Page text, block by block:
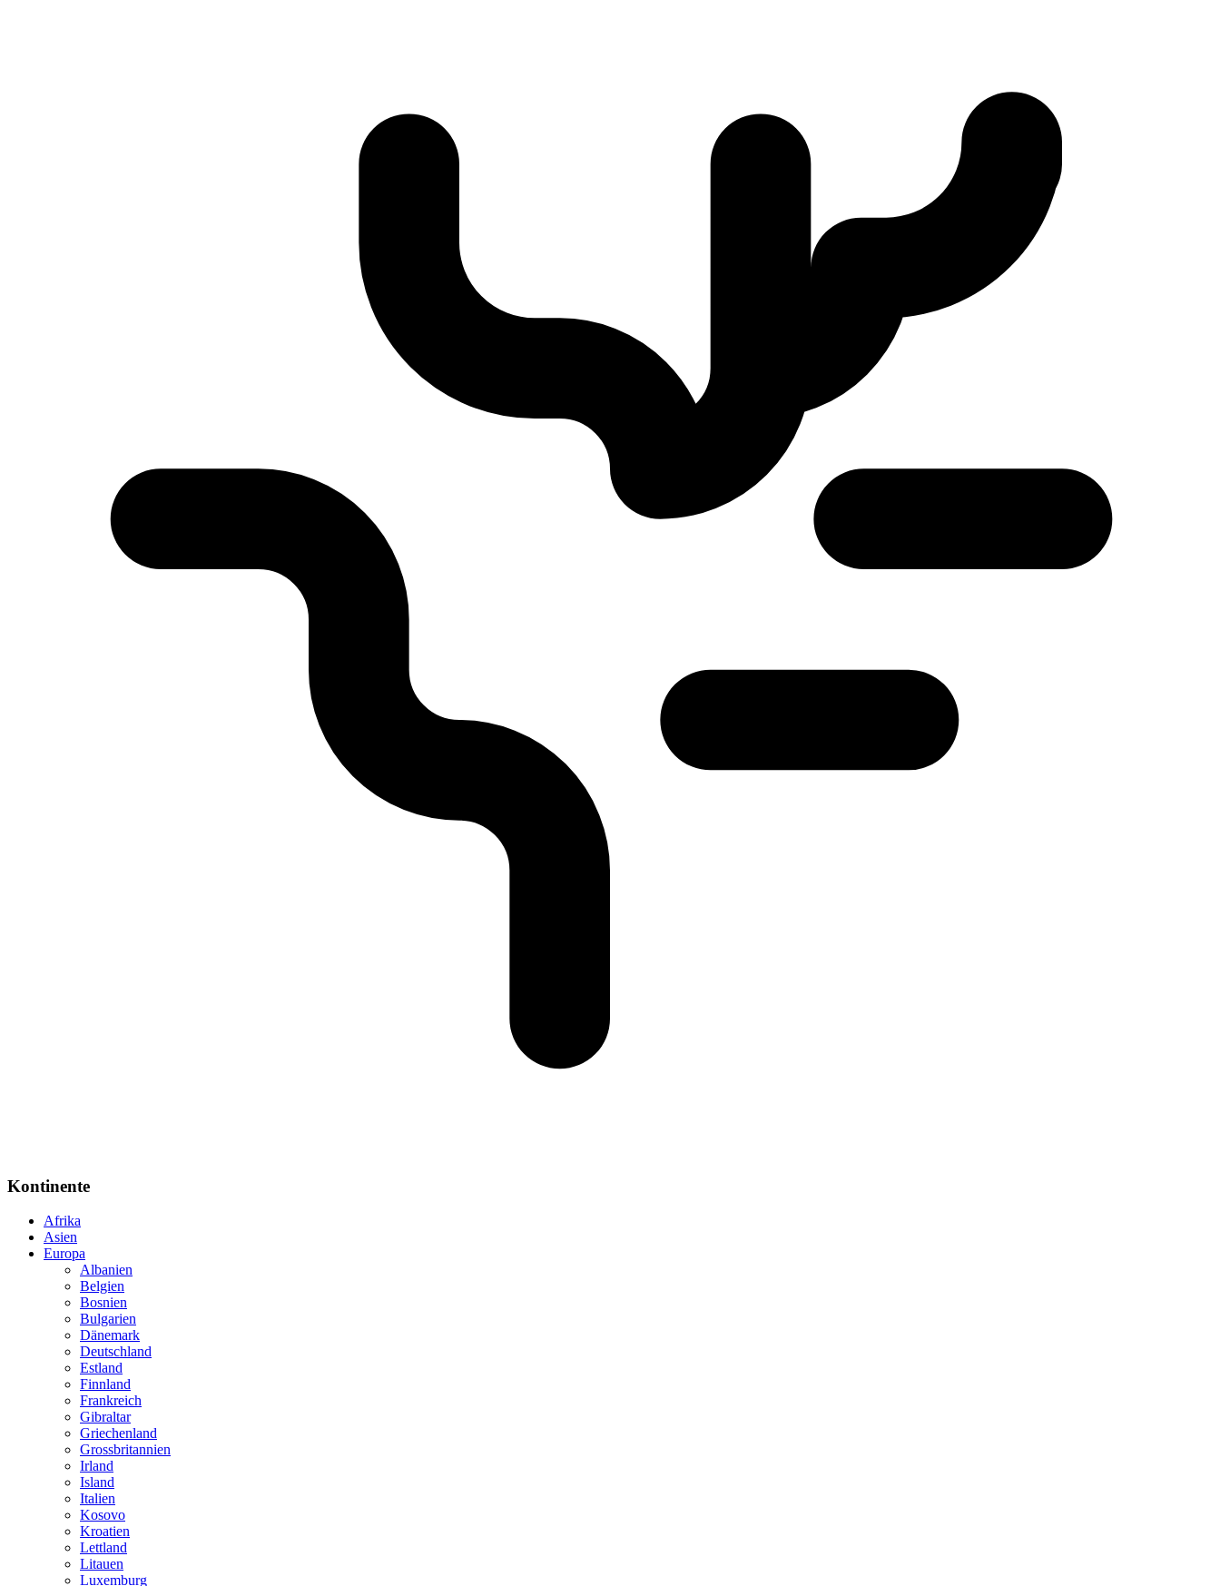
Kontinente
Afrika
Asien
Europa
Albanien
Belgien
Bosnien
Bulgarien
Dänemark
Deutschland
Estland
Finnland
Frankreich
Gibraltar
Griechenland
Grossbritannien
Irland
Island
Italien
Kosovo
Kroatien
Lettland
Litauen
Luxemburg